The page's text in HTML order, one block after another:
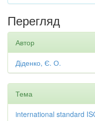
Перегляд
Автор
Діденко, Є. О.
Тема
international standard